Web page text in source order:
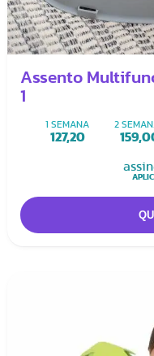
Assento
1
1 SEMANA
127,20
2